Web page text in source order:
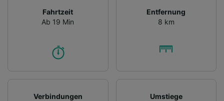
Fahrtzeit
Ab 19 Min
Entfernung
8 km
Verbindungen
Umstiege